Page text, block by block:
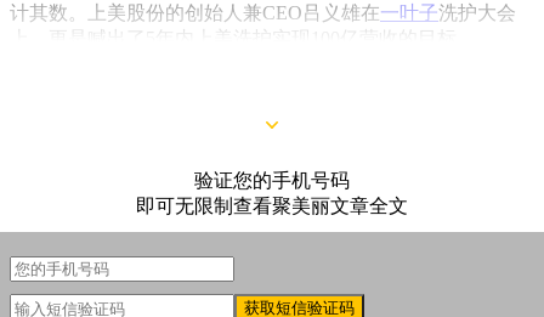
计其数。上美股份的创始人兼CEO吕义雄在一叶子洗护大会
上，更是喊出了5年内上美洗护实现100亿营收的目标。
验证您的手机号码
即可无限制查看聚美丽文章全文
获取短信验证码